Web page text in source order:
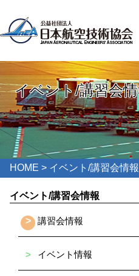
イベント/講習会
HOME > イベント/講習会情報
イベント/講習会情報
> 講習会情報
> イベント情報